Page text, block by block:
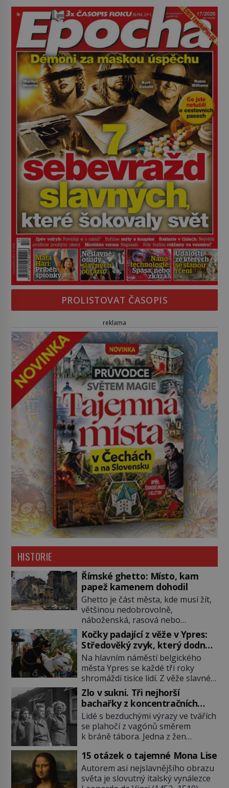
PROLISTOVAT ČASOPIS
reklama
HISTORIE
Římské ghetto: Místo, kam
papež kamenem dohodil
Ghetto je část města, kde musí žít,
většinou nedobrovolně,
náboženská, rasová nebo
národnostní menšina obyvatel.
Bohaté historické zkušenosti mají s
takovým životem Židé. Už od
středověku jsou totiž v každou
chvíli nuceni v nějakém žít. Mezi ty
nejslavnější patří i římské ghetto
založené v roce 1555. Pokud jde o
vztah k Židům, nemá se Řím čím
chlubit. […]
Kočky padající z věže v Ypres:
Středověký zvyk, který dodnes
budí rozpaky
Na hlavním náměstí belgického
města Ypres se každé tři roky
shromáždí tisíce lidí. Z věže slavné
tržnice létají do davu kočky, diváci
jásají a snaží se je chytit. Naštěstí
už nejde o živá zvířata, ale jenom o
plyšové suvenýry. Kdysi to ale bylo
jinak. Tato veselá podívaná
připomíná jeden z nejpodivnějších
a zároveň nejkrutějších zvyků […]
Zlo v sukni. Tři nejhorší
bachařky z koncentračních
táborů
Lidé s bezduchými výrazy ve tvářích
se plahočí z vagónů směrem
k bráně tábora. Jedna z žen
jejich oči se setkají. Místo soucitu
však přichází gesto, které
nebožačku posílá rovnou do
15 otázek o tajemné Mona Lise
Autorem asi nejslavnějšího obrazu
světa je slovutný italský vynálezce